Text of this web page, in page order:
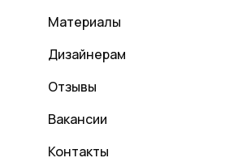
Материалы
Дизайнерам
Отзывы
Вакансии
Контакты